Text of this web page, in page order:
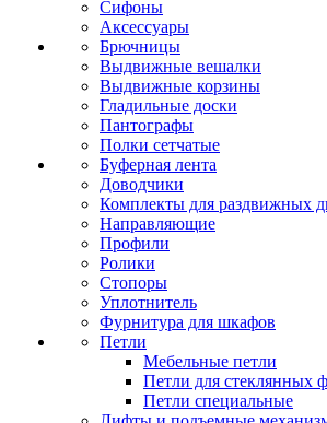
Сифоны
Аксессуары
Брючницы
Выдвижные вешалки
Выдвижные корзины
Гладильные доски
Пантографы
Полки сетчатые
Буферная лента
Доводчики
Комплекты для раздвижных
Направляющие
Профили
Ролики
Стопоры
Уплотнитель
Фурнитура для шкафов
Петли
Мебельные петли
Петли для стеклянных
Петли специальные